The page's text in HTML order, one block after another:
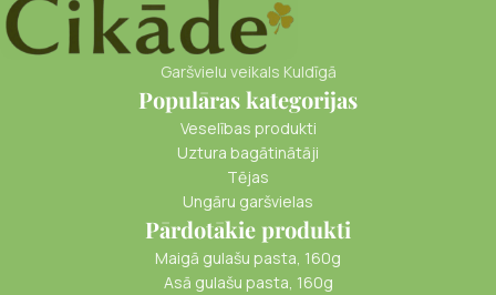
Garšvielu veikals Kuldīgā
Populāras kategorijas
Veselības produkti
Uztura bagātinātāji
Tējas
Ungāru garšvielas
Pārdotākie produkti
Maigā gulašu pasta, 160g
Asā gulašu pasta, 160g